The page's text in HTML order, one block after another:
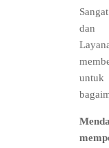
dan
untuk